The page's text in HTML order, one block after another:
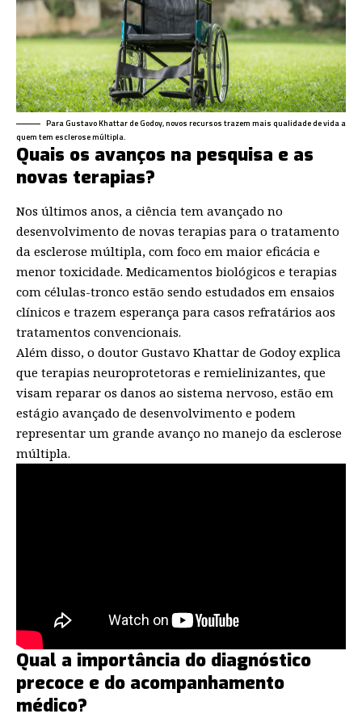
Para Gustavo Khattar de Godoy, novos recursos trazem mais qualidade de vida a
quem tem esclerose múltipla.
Quais os avanços na pesquisa e as
novas terapias?
Nos últimos anos, a ciência tem avançado no
desenvolvimento de novas terapias para o tratamento
da esclerose múltipla, com foco em maior eficácia e
menor toxicidade. Medicamentos biológicos e terapias
com células-tronco estão sendo estudados em ensaios
clínicos e trazem esperança para casos refratários aos
tratamentos convencionais.
Além disso, o doutor Gustavo Khattar de Godoy explica
que terapias neuroprotetoras e remielinizantes, que
visam reparar os danos ao sistema nervoso, estão em
estágio avançado de desenvolvimento e podem
representar um grande avanço no manejo da esclerose
múltipla.
Qual a importância do diagnóstico
precoce e do acompanhamento
médico?